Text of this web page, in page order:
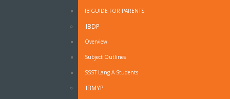
IB GUIDE FOR PARENTS
IBDP
Overview
Subject Outlines
SSST Lang A Students
IBMYP
OBRAZAC - MOLBA ZA ODSUSTVO SA
Obrazac - Molba za odsustvo sa nastave - PDF
Obrazac - Molba za odsustvo sa nastave - MS Word
IZJAVA RODITELJA O PRAVDANJU IZOSTANAKA